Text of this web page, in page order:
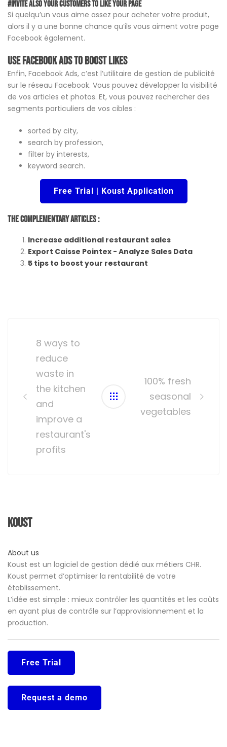
#Invite also your Customers to like your page
Si quelqu’un vous aime assez pour acheter votre produit,
alors il y a une bonne chance qu’ils vous aiment votre page
Facebook également.
Use Facebook Ads to boost likes
Enfin, Facebook Ads, c’est l’utilitaire de gestion de publicité
sur le réseau Facebook. Vous pouvez développer la visibilité
de vos articles et photos. Et, vous pouvez rechercher des
segments particuliers de vos cibles :
sorted by city,
search by profession,
filter by interests,
keyword search.
Free Trial | Koust Application
The Complementary Articles :
Increase additional restaurant sales
Export Caisse Pointex - Analyze Sales Data
5 tips to boost your restaurant
navigation8 ways to
reduce
waste in
the kitchen
and
improve a
restaurant's
profits
100% fresh
seasonal
vegetables
Koust
About us
Koust est un logiciel de gestion dédié aux métiers CHR.
Koust permet d’optimiser la rentabilité de votre
établissement.
L’idée est simple : mieux contrôler les quantités et les coûts
en ayant plus de contrôle sur l’approvisionnement et la
production.
Free Trial
Request a demo